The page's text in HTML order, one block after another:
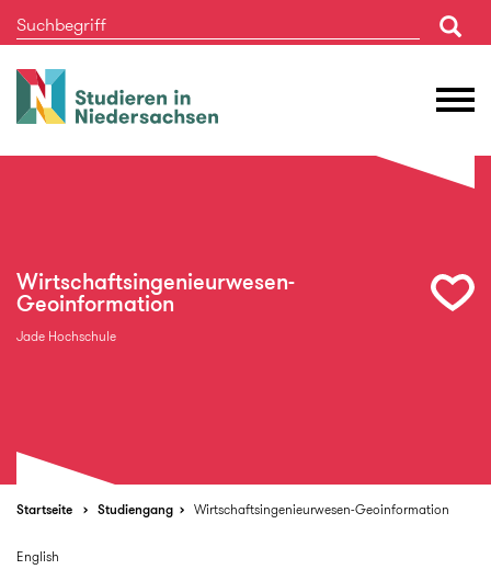
Studieren
in
Wirtschaftsingenieurwesen-
Geoinformation
Jade Hochschule
Startseite Studiengang Wirtschaftsingenieurwesen-Geoinformation
English